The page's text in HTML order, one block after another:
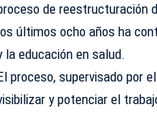
de reestructuración
últimos ocho años ha
la educación en salud.
proceso, supervisado por
y potenciar el